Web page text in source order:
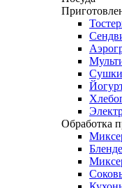
Сушки
Обработка